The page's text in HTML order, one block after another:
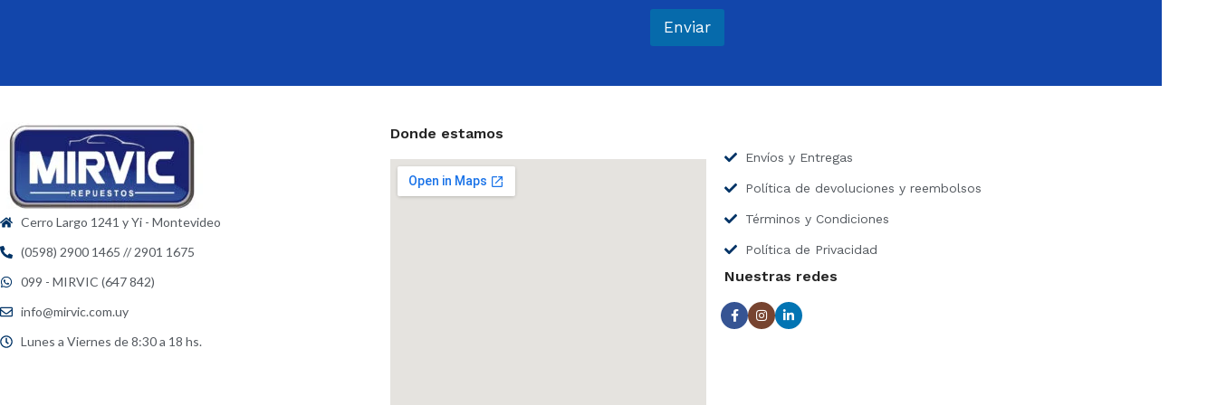
r
o
ó
Enviar
Cerro Largo 1241 y Yi - Montevideo
(0598) 2900 1465 // 2901 1675
099 - MIRVIC (647 842)
info@mirvic.com.uy
Lunes a Viernes de 8:30 a 18 hs.
Donde estamos
Envíos y Entregas
Política de devoluciones y reembolsos
Términos y Condiciones
Política de Privacidad
Nuestras redes